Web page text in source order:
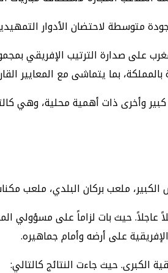
متوسطة لاحتضان الأدوار
بما يتماشى مع المعايير
وأخرى ذات أهمية محلية، وهي
ملعب بركان البلدي، ملعب
حيث بات لزاماً على مسؤولي
على أرضه وأمام جماهيره.
الكبرى. حيث جاءت النتائج كالتالي: